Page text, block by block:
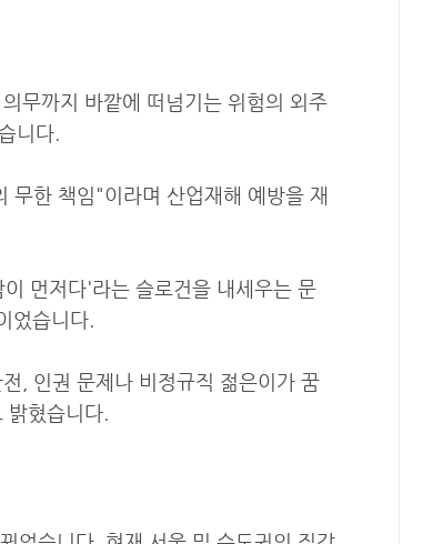
무까지 바깥에 떠넘기는 위험의 외주
니다.
한 책임"이라며 산업재해 예방을 재
먼저다'라는 슬로건을 내세우는 문
었습니다.
, 인권 문제나 비정규직 젊은이가 꿈
밝혔습니다.